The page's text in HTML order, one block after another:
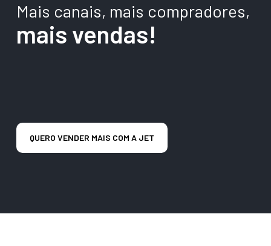
Mais canais, mais compradores,
mais vendas!
QUERO VENDER MAIS COM A JET